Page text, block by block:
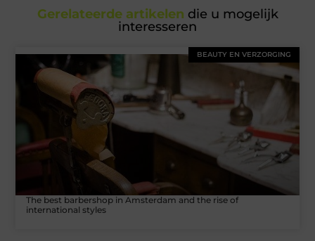
Gerelateerde artikelen die u mogelijk
interesseren
BEAUTY EN VERZORGING
The best barbershop in Amsterdam and the rise of
international styles